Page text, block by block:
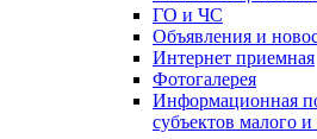
ГО и ЧС
Объявления и
Интернет приемная
Фотогалерея
Информационная
субъектов малого и